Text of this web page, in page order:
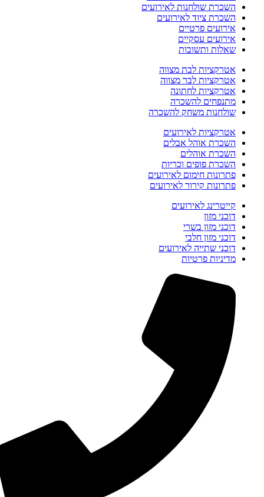
השכרת שולחנות לאירועים
השכרת ציוד לאירועים
אירועים פרטיים
אירועים עסקיים
שאלות ותשובות
אטרקציות לבת מצווה
אטרקציות לבר מצווה
אטרקציות לחתונה
מתנפחים להשכרה
שולחנות משחק להשכרה
אטרקציות לאירועים
השכרת אוהל אבלים
השכרת אוהלים
השכרת פופים וכריות
פתרונות חימום לאירועים
פתרונות קירור לאירועים
קייטרינג לאירועים
דוכני מזון
דוכני מזון בשרי
דוכני מזון חלבי
דוכני שתייה לאירועים
מדיניות פרטיות